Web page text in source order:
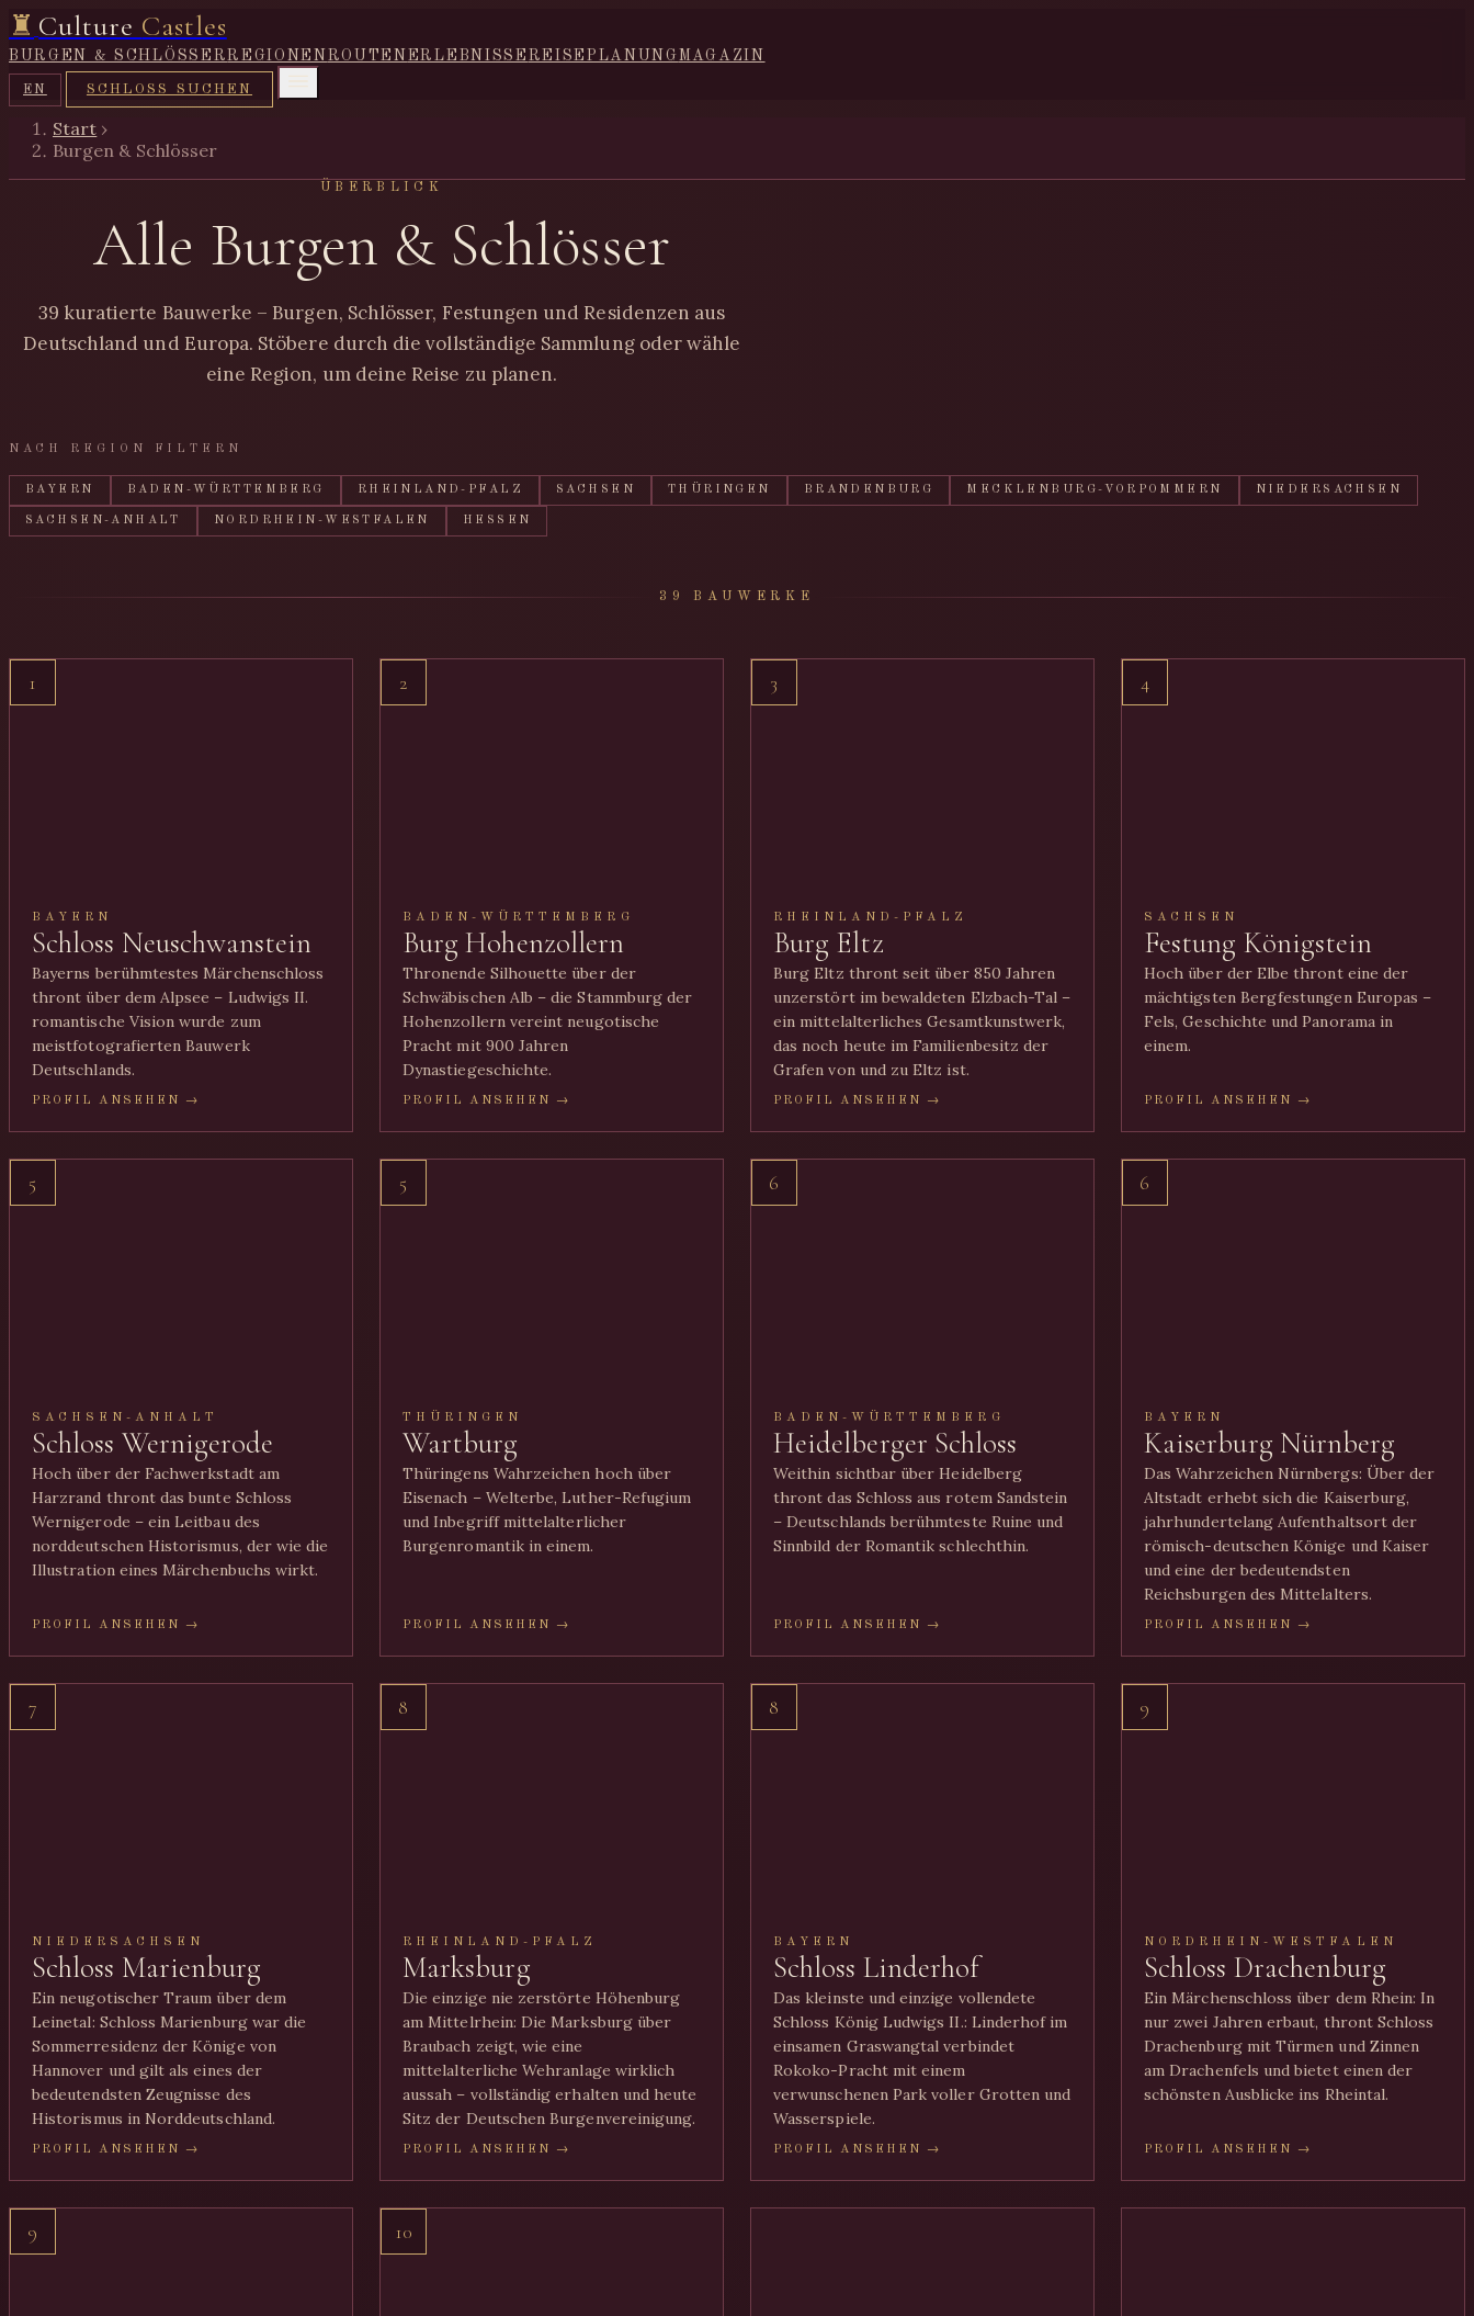
♜ Culture Castles
BURGEN & SCHLÖSSERREGIONEN ROUTEN ERLEBNISSE REISEPLANUNGMAGAZIN
EN SCHLOSS SUCHEN
Start ›
Burgen & Schlösser
ÜBERBLICK
Alle Burgen & Schlösser
39 kuratierte Bauwerke – Burgen, Schlösser, Festungen und Residenzen aus
Deutschland und Europa. Stöbere durch die vollständige Sammlung oder wähle
eine Region, um deine Reise zu planen.
NACH REGION FILTERN
BAYERN BADEN-WÜRTTEMBERG RHEINLAND-PFALZ SACHSEN THÜRINGEN BRANDENBURG MECKLENBURG-VORPOMMERN NIEDERSACHSEN
SACHSEN-ANHALT NORDRHEIN-WESTFALEN HESSEN
39 BAUWERKE
1
BAYERN
Schloss Neuschwanstein
Bayerns berühmtestes Märchenschloss
thront über dem Alpsee – Ludwigs II.
romantische Vision wurde zum
meistfotografierten Bauwerk
Deutschlands.
PROFIL ANSEHEN →
2
BADEN-WÜRTTEMBERG
Burg Hohenzollern
Thronende Silhouette über der
Schwäbischen Alb – die Stammburg der
Hohenzollern vereint neugotische
Pracht mit 900 Jahren
Dynastiegeschichte.
PROFIL ANSEHEN →
3
RHEINLAND-PFALZ
Burg Eltz
Burg Eltz thront seit über 850 Jahren
unzerstört im bewaldeten Elzbach-Tal –
ein mittelalterliches Gesamtkunstwerk,
das noch heute im Familienbesitz der
Grafen von und zu Eltz ist.
PROFIL ANSEHEN →
4
SACHSEN
Festung Königstein
Hoch über der Elbe thront eine der
mächtigsten Bergfestungen Europas –
Fels, Geschichte und Panorama in
einem.
PROFIL ANSEHEN →
5
SACHSEN-ANHALT
Schloss Wernigerode
Hoch über der Fachwerkstadt am
Harzrand thront das bunte Schloss
Wernigerode – ein Leitbau des
norddeutschen Historismus, der wie die
Illustration eines Märchenbuchs wirkt.
PROFIL ANSEHEN →
5
THÜRINGEN
Wartburg
Thüringens Wahrzeichen hoch über
Eisenach – Welterbe, Luther-Refugium
und Inbegriff mittelalterlicher
Burgenromantik in einem.
PROFIL ANSEHEN →
6
BADEN-WÜRTTEMBERG
Heidelberger Schloss
Weithin sichtbar über Heidelberg
thront das Schloss aus rotem Sandstein
– Deutschlands berühmteste Ruine und
Sinnbild der Romantik schlechthin.
PROFIL ANSEHEN →
6
BAYERN
Kaiserburg Nürnberg
Das Wahrzeichen Nürnbergs: Über der
Altstadt erhebt sich die Kaiserburg,
jahrhundertelang Aufenthaltsort der
römisch-deutschen Könige und Kaiser
und eine der bedeutendsten
Reichsburgen des Mittelalters.
PROFIL ANSEHEN →
7
NIEDERSACHSEN
Schloss Marienburg
Ein neugotischer Traum über dem
Leinetal: Schloss Marienburg war die
Sommerresidenz der Könige von
Hannover und gilt als eines der
bedeutendsten Zeugnisse des
Historismus in Norddeutschland.
PROFIL ANSEHEN →
8
RHEINLAND-PFALZ
Marksburg
Die einzige nie zerstörte Höhenburg
am Mittelrhein: Die Marksburg über
Braubach zeigt, wie eine
mittelalterliche Wehranlage wirklich
aussah – vollständig erhalten und heute
Sitz der Deutschen Burgenvereinigung.
PROFIL ANSEHEN →
8
BAYERN
Schloss Linderhof
Das kleinste und einzige vollendete
Schloss König Ludwigs II.: Linderhof im
einsamen Graswangtal verbindet
Rokoko-Pracht mit einem
verwunschenen Park voller Grotten und
Wasserspiele.
PROFIL ANSEHEN →
9
NORDRHEIN-WESTFALEN
Schloss Drachenburg
Ein Märchenschloss über dem Rhein: In
nur zwei Jahren erbaut, thront Schloss
Drachenburg mit Türmen und Zinnen
am Drachenfels und bietet einen der
schönsten Ausblicke ins Rheintal.
PROFIL ANSEHEN →
9 10